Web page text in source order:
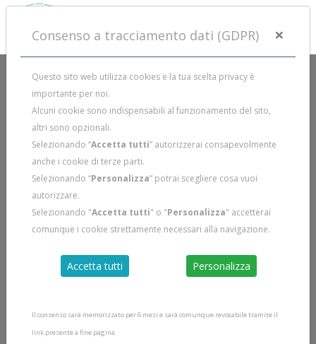
Consenso a tracciamento dati (GDPR) ×
Questo sito web utilizza cookies e la tua scelta privacy è
importante per noi.
Alcuni cookie sono indispensabili al funzionamento del sito,
altri sono opzionali.
Selezionando “Accetta tutti” autorizzerai consapevolmente
anche i cookie di terze parti.
Selezionando “Personalizza” potrai scegliere cosa vuoi
autorizzare.
Selezionando "Accetta tutti" o "Personalizza" accetterai
comunque i cookie strettamente necessari alla navigazione.
Accetta tutti Personalizza
Il consenso sarà memorizzato per 6 mesi e sarà comunque revocabile tramite il
link presente a fine pagina.